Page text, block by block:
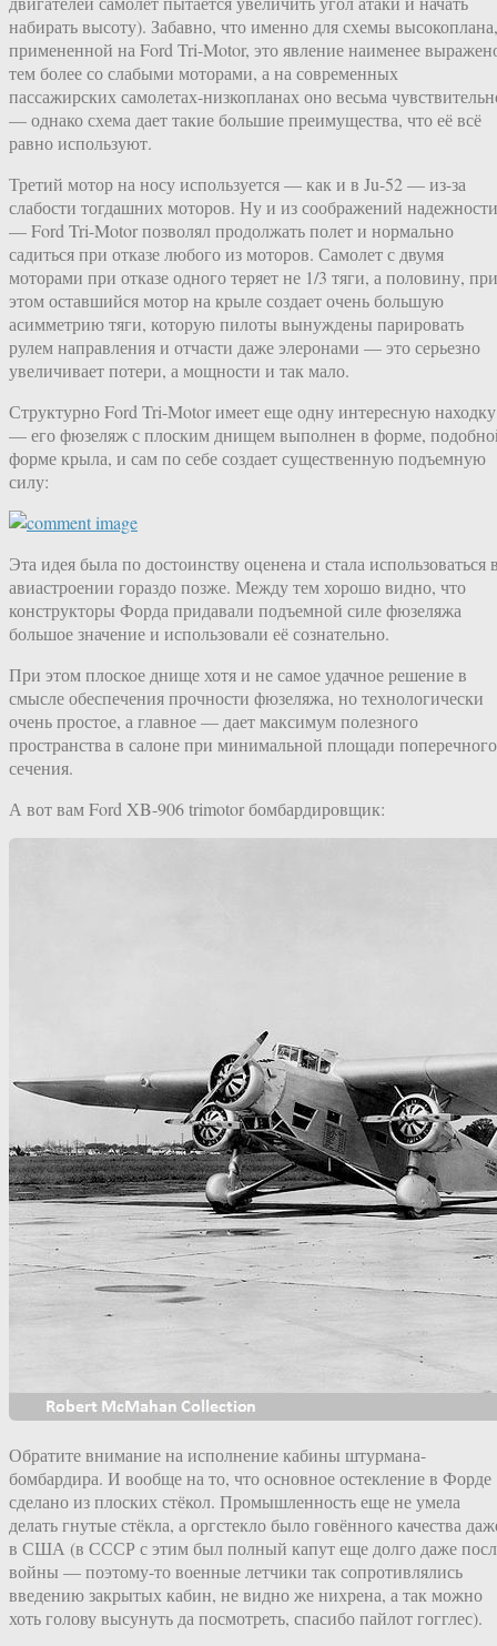
набирать высоту). Забавно, что именно для схемы высокоплана,
примененной на Ford Tri-Motor, это явление наименее
тем более со слабыми моторами, а на современных
пассажирских самолетах-низкопланах оно весьма
— однако схема дает такие большие преимущества, что её всё
равно используют.
Третий мотор на носу используется — как и в Ju-52 — из-за
слабости тогдашних моторов. Ну и из соображений надежности
— Ford Tri-Motor позволял продолжать полет и нормально
садиться при отказе любого из моторов. Самолет с двумя
моторами при отказе одного теряет не 1/3 тяги, а половину, при
этом оставшийся мотор на крыле создает очень большую
асимметрию тяги, которую пилоты вынуждены парировать
рулем направления и отчасти даже элеронами — это серьезно
увеличивает потери, а мощности и так мало.
Структурно Ford Tri-Motor имеет еще одну интересную находку
— его фюзеляж с плоским днищем выполнен в форме,
форме крыла, и сам по себе создает существенную подъемную
силу:
Эта идея была по достоинству оценена и стала использоваться
авиастроении гораздо позже. Между тем хорошо видно, что
конструкторы Форда придавали подъемной силе фюзеляжа
большое значение и использовали её сознательно.
При этом плоское днище хотя и не самое удачное решение в
смысле обеспечения прочности фюзеляжа, но технологически
очень простое, а главное — дает максимум полезного
пространства в салоне при минимальной площади поперечного
сечения.
А вот вам Ford XB-906 trimotor бомбардировщик:
Обратите внимание на исполнение кабины штурмана-
бомбардира. И вообще на то, что основное остекление в Форде
сделано из плоских стёкол. Промышленность еще не умела
делать гнутые стёкла, а оргстекло было говённого качества
в США (в СССР с этим был полный капут еще долго даже
войны — поэтому-то военные летчики так сопротивлялись
введению закрытых кабин, не видно же нихрена, а так можно
хоть голову высунуть да посмотреть, спасибо пайлот гогглес).